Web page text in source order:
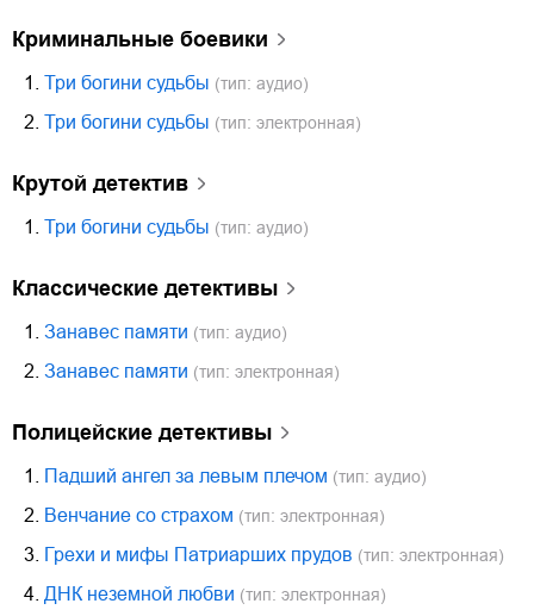
криминальные боевики
1. Три богини судьбы (тип: аудио)
2. Три богини судьбы (тип: электронная)
крутой детектив
1. Три богини судьбы (тип: аудио)
классические детективы
1. Занавес памяти (тип: аудио)
2. Занавес памяти (тип: электронная)
полицейские детективы
1. Падший ангел за левым плечом (тип: аудио)
2. Венчание со страхом (тип: электронная)
3. Грехи и мифы Патриарших прудов (тип: электронная)
4. ДНК неземной любви (тип: электронная)